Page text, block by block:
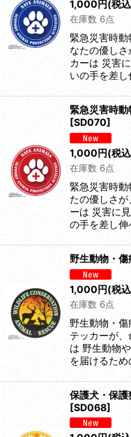
1,000円(税
在庫数 6点
緊急災害時
なたの優し
カーは 災害
いの手を差
緊急災害時
[SD070]
1,000円(税
在庫数 6点
緊急災害時
たの優しさ
ーは 災害に
の手を差し
野生動物・
1,000円(税
在庫数 6点
野生動物・
テッカーが
は 野生動物
を届けるた
保護犬・保
[SD068]